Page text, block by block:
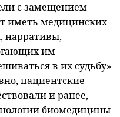
с замещением
иметь медицинских
нарративы,
им
в их судьбу»
пациентские
и ранее,
биомедицины